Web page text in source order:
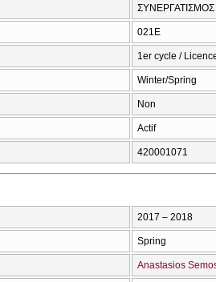
ΣΥΝΕΡΓΑΤΙΣΜΟΣ
021Ε
1er cycle /
Winter/Spring
Non
Actif
420001071
2017 – 2018
Spring
Anastasios